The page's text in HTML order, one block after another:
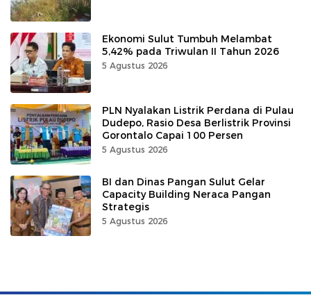
Ekonomi Sulut Tumbuh Melambat
5,42% pada Triwulan II Tahun 2026
5 Agustus 2026
PLN Nyalakan Listrik Perdana di Pulau
Dudepo, Rasio Desa Berlistrik Provinsi
Gorontalo Capai 100 Persen
5 Agustus 2026
BI dan Dinas Pangan Sulut Gelar
Capacity Building Neraca Pangan
Strategis
5 Agustus 2026